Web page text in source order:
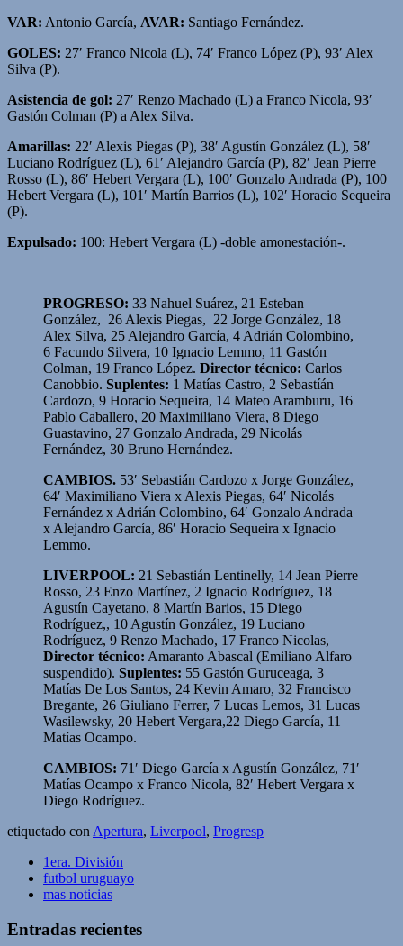
VAR: Antonio García, AVAR: Santiago Fernández.
GOLES: 27′ Franco Nicola (L), 74′ Franco López (P), 93′ Alex
Silva (P).
Asistencia de gol: 27′ Renzo Machado (L) a Franco Nicola, 93′
Gastón Colman (P) a Alex Silva.
Amarillas: 22′ Alexis Piegas (P), 38′ Agustín González (L), 58′
Luciano Rodríguez (L), 61′ Alejandro García (P), 82′ Jean Pierre
Rosso (L), 86′ Hebert Vergara (L), 100′ Gonzalo Andrada (P), 100
Hebert Vergara (L), 101′ Martín Barrios (L), 102′ Horacio Sequeira
(P).
Expulsado: 100: Hebert Vergara (L) -doble amonestación-.
PROGRESO: 33 Nahuel Suárez, 21 Esteban
González, 26 Alexis Piegas, 22 Jorge González, 18
Alex Silva, 25 Alejandro García, 4 Adrián Colombino,
6 Facundo Silvera, 10 Ignacio Lemmo, 11 Gastón
Colman, 19 Franco López. Director técnico: Carlos
Canobbio. Suplentes: 1 Matías Castro, 2 Sebastíán
Cardozo, 9 Horacio Sequeira, 14 Mateo Aramburu, 16
Pablo Caballero, 20 Maximiliano Viera, 8 Diego
Guastavino, 27 Gonzalo Andrada, 29 Nicolás
Fernández, 30 Bruno Hernández.
CAMBIOS. 53′ Sebastián Cardozo x Jorge González,
64′ Maximiliano Viera x Alexis Piegas, 64′ Nicolás
Fernández x Adrián Colombino, 64′ Gonzalo Andrada
x Alejandro García, 86′ Horacio Sequeira x Ignacio
Lemmo.
LIVERPOOL: 21 Sebastián Lentinelly, 14 Jean Pierre
Rosso, 23 Enzo Martínez, 2 Ignacio Rodríguez, 18
Agustín Cayetano, 8 Martín Barios, 15 Diego
Rodríguez,, 10 Agustín González, 19 Luciano
Rodríguez, 9 Renzo Machado, 17 Franco Nicolas,
Director técnico: Amaranto Abascal (Emiliano Alfaro
suspendido). Suplentes: 55 Gastón Guruceaga, 3
Matías De Los Santos, 24 Kevin Amaro, 32 Francisco
Bregante, 26 Giuliano Ferrer, 7 Lucas Lemos, 31 Lucas
Wasilewsky, 20 Hebert Vergara,22 Diego García, 11
Matías Ocampo.
CAMBIOS: 71′ Diego García x Agustín González, 71′
Matías Ocampo x Franco Nicola, 82′ Hebert Vergara x
Diego Rodríguez.
etiquetado con Apertura, Liverpool, Progresp
1era. División
futbol uruguayo
mas noticias
Entradas recientes